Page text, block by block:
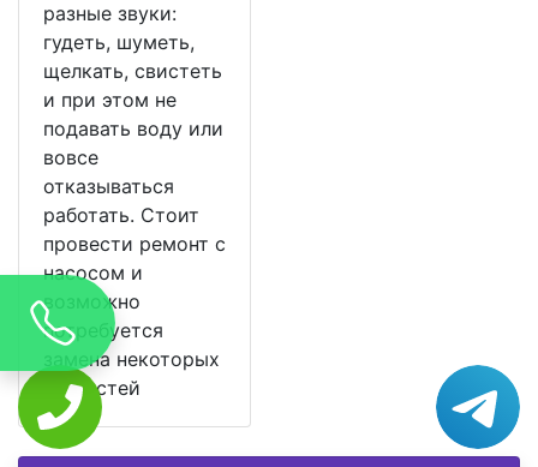
разные звуки:
гудеть, шуметь,
щелкать, свистеть
и при этом не
подавать воду или
вовсе
отказываться
работать. Стоит
провести ремонт с
насосом и
возможно
потребуется
замена некоторых
запчастей